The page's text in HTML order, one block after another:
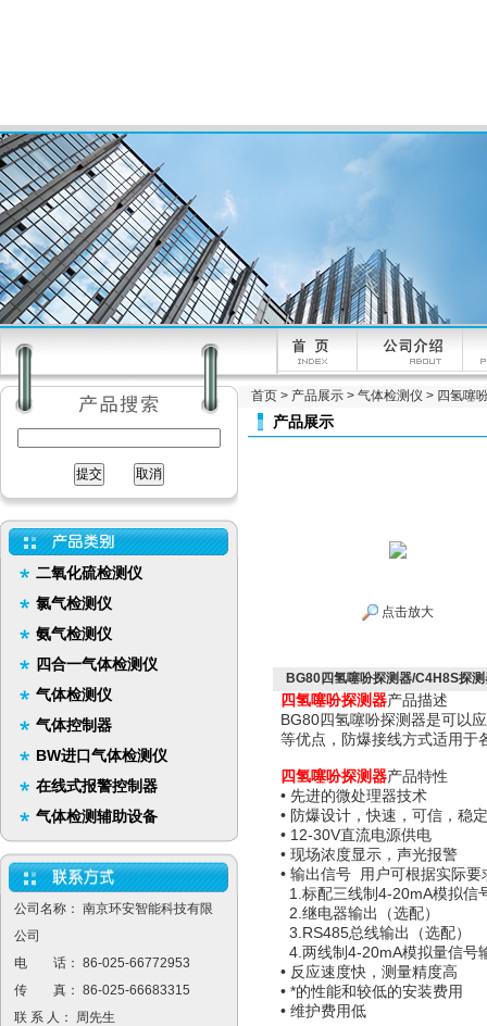
二氧化硫检测仪
氯气检测仪
氨气检测仪
四合一气体检测仪
气体检测仪
气体控制器
BW进口气体检测仪
在线式报警控制器
气体检测辅助设备
公司名称： 南京环安智能科技有限
公司
电 话： 86-025-66772953
传 真： 86-025-66683315
联 系 人： 周先生
首页 > 产品展示 > 气体检测仪 > 四氢噻
产品展示
点击放大
BG80四氢噻吩探测器/C4H8S探测
四氢噻吩探测器产品描述
BG80四氢噻吩探测器是可以
等优点，防爆接线方式适用于
四氢噻吩探测器产品特性
• 先进的微处理器技术
• 防爆设计，快速，可信，稳
• 12-30V直流电源供电
• 现场浓度显示，声光报警
• 输出信号 用户可根据实际
1.标配三线制4-20mA模拟信
2.继电器输出（选配）
3.RS485总线输出（选配）
4.两线制4-20mA模拟量信号
• 反应速度快，测量精度高
• *的性能和较低的安装费用
• 维护费用低